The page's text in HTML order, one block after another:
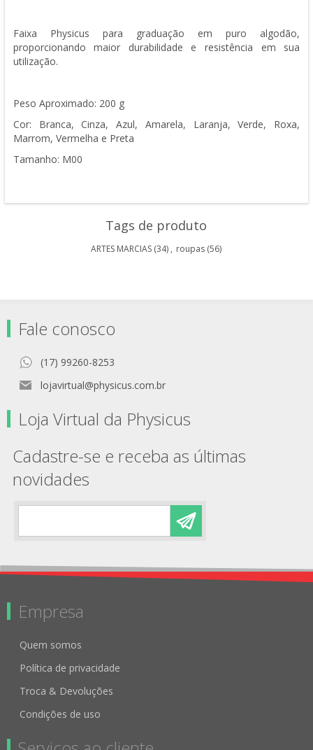
Faixa Physicus para graduação em puro algodão,
proporcionando maior durabilidade e resistência em sua
utilização.
Peso Aproximado: 200 g
Cor: Branca, Cinza, Azul, Amarela, Laranja, Verde, Roxa,
Marrom, Vermelha e Preta
Tamanho: M00
Tags de produto
ARTES MARCIAS (34) , roupas (56)
Fale conosco
(17) 99260-8253
lojavirtual@physicus.com.br
Loja Virtual da Physicus
Cadastre-se e receba as últimas
novidades
Empresa
Quem somos
Política de privacidade
Troca & Devoluções
Condições de uso